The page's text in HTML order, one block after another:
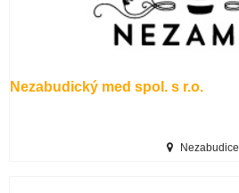
Nezabudický med spol. s r.o.
Nezabudice